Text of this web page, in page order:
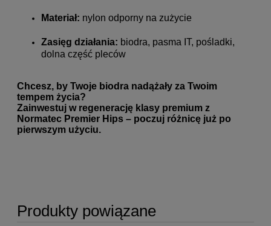
Materiał: nylon odporny na zużycie
Zasięg działania: biodra, pasma IT, pośladki,
dolna część pleców
Chcesz, by Twoje biodra nadążały za Twoim
tempem życia?
Zainwestuj w regenerację klasy premium z
Normatec Premier Hips – poczuj różnicę już po
pierwszym użyciu.
Produkty powiązane